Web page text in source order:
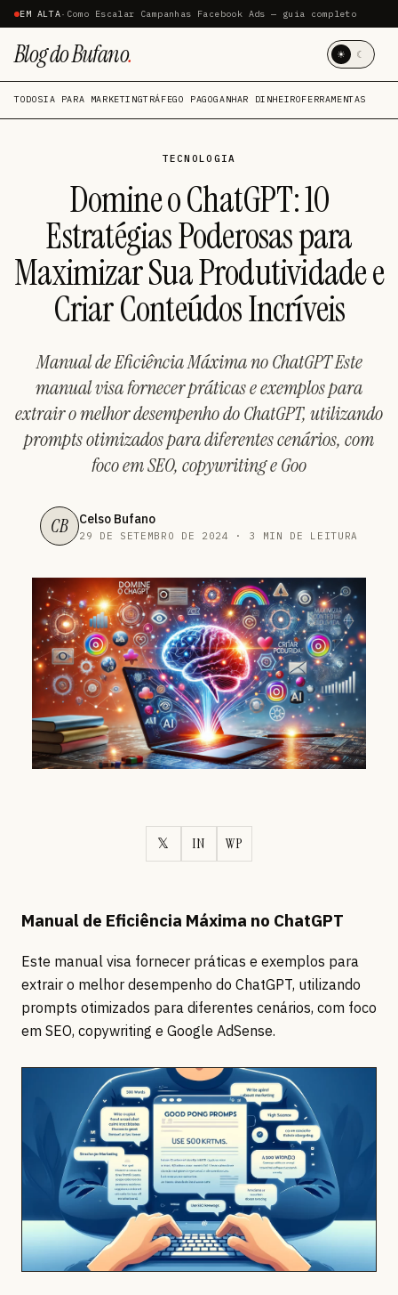
EM ALTA· Como Escalar Campanhas Facebook Ads — guia completo
Blog do Bufano. ☀ ☾
TODOSIA PARA MARKETINGTRÁFEGO PAGOGANHAR DINHEIROFERRAMENTAS
TECNOLOGIA
Domine o ChatGPT: 10
Estratégias Poderosas para
Maximizar Sua Produtividade e
Criar Conteúdos Incríveis
Manual de Eficiência Máxima no ChatGPT Este
manual visa fornecer práticas e exemplos para
extrair o melhor desempenho do ChatGPT, utilizando
prompts otimizados para diferentes cenários, com
foco em SEO, copywriting e Goo
CB Celso Bufano
29 DE SETEMBRO DE 2024 · 3 MIN DE LEITURA
𝕏 IN WP
Manual de Eficiência Máxima no ChatGPT
Este manual visa fornecer práticas e exemplos para
extrair o melhor desempenho do ChatGPT, utilizando
prompts otimizados para diferentes cenários, com foco
em SEO, copywriting e Google AdSense.